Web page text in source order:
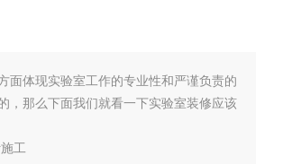
面体现实验室工作的专业性和严谨负责的
，那么下面我们就看一下实验室装修应该
工